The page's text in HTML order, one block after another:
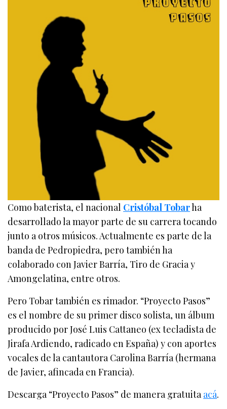
Como baterista, el nacional Cristóbal Tobarha
desarrollado la mayor parte de su carrera tocando
junto a otros músicos. Actualmente es parte de la
banda de Pedropiedra, pero también ha
colaborado con Javier Barría, Tiro de Gracia y
Amongelatina, entre otros.
Pero Tobar también es rimador. “Proyecto Pasos”
es el nombre de su primer disco solista, un álbum
producido por José Luis Cattaneo (ex tecladista de
Jirafa Ardiendo, radicado en España) y con aportes
vocales de la cantautora Carolina Barría (hermana
de Javier, afincada en Francia).
Descarga “Proyecto Pasos” de manera gratuita acá.